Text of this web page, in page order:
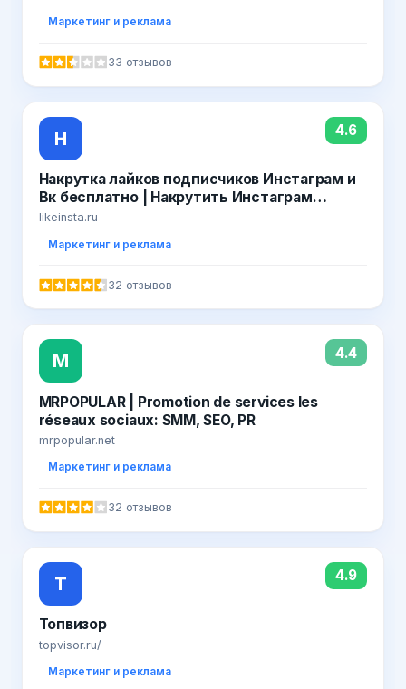
Маркетинг и реклама
33 отзывов
Н 4.6
Накрутка лайков подписчиков Инстаграм и
Вк бесплатно | Накрутить Инстаграм
Вконтакте онлайн быстро 2019
likeinsta.ru
Маркетинг и реклама
32 отзывов
M 4.4
MRPOPULAR | Promotion de services les
réseaux sociaux: SMM, SEO, PR
mrpopular.net
Маркетинг и реклама
32 отзывов
Т 4.9
Топвизор
topvisor.ru/
Маркетинг и реклама